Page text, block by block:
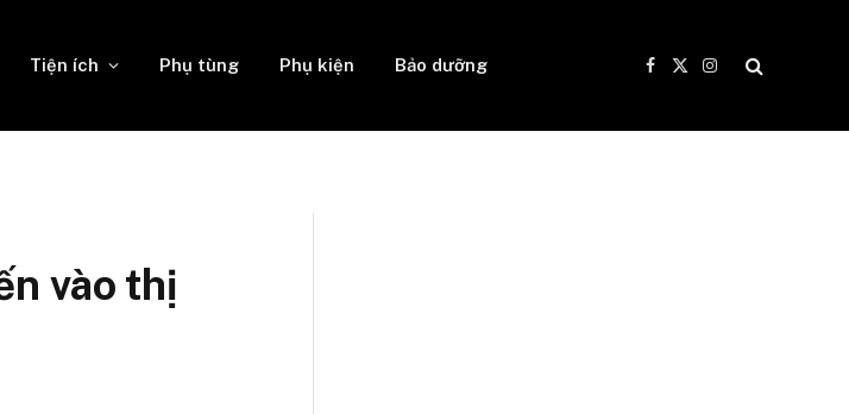
Tiện ích Phụ tùng Phụ kiện Bảo dưỡng
Facebook
X
Instagram
vào thị